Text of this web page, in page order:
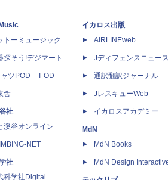
トーミュージック
探そう!デジマート
ャツPOD T-OD
舎
社
溪谷オンライン
NET
社
科学社Digital
イカロス出版
AIRLINEweb
Jディフェンスニュー
通訳翻訳ジャーナル
JレスキューWeb
イカロスアカデミー
MdN
MdN Books
MdN Design